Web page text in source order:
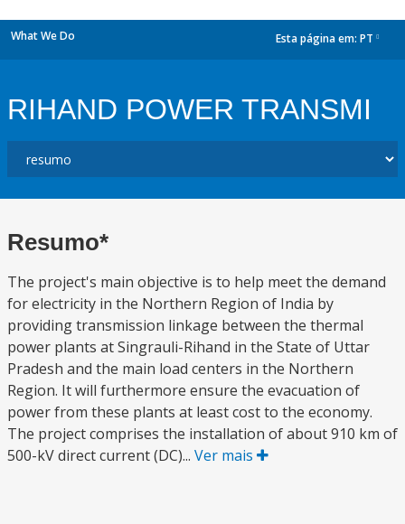
What We Do Esta página em: PT
RIHAND POWER TRANSMI
Resumo*
The project's main objective is to help meet the demand
for electricity in the Northern Region of India by
providing transmission linkage between the thermal
power plants at Singrauli-Rihand in the State of Uttar
Pradesh and the main load centers in the Northern
Region. It will furthermore ensure the evacuation of
power from these plants at least cost to the economy.
The project comprises the installation of about 910 km of
500-kV direct current (DC)... Ver mais